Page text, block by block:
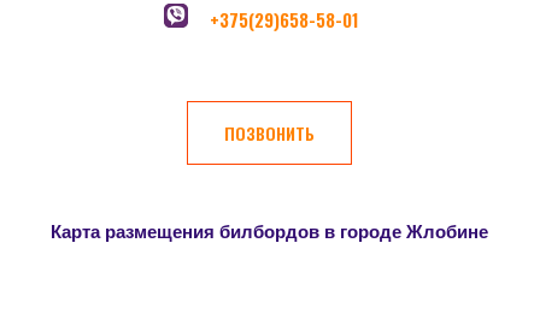
+375(29)658-58-01
ПОЗВОНИТЬ
Карта размещения билбордов в городе Жлобине